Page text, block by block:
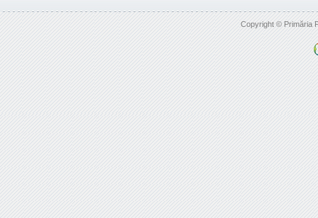
Copyright © Primăria